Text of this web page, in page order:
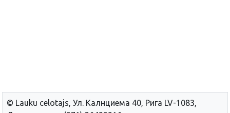
© Lauku сelotajs, Ул. Калнциема 40, Рига LV-1083,